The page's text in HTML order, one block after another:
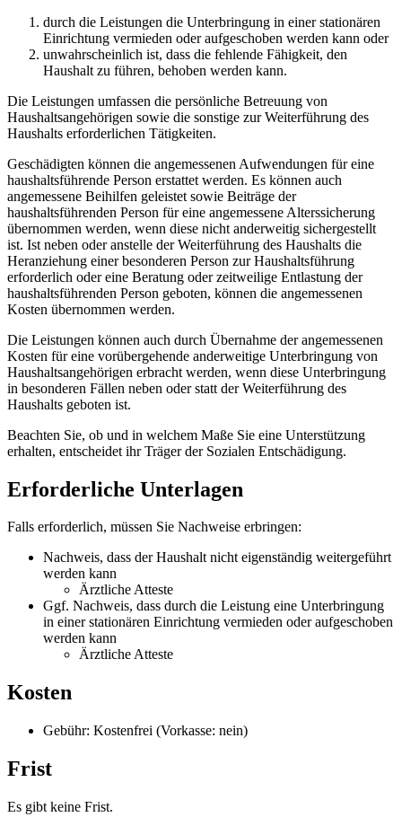
durch die Leistungen die Unterbringung in einer stationären
Einrichtung vermieden oder aufgeschoben werden kann oder
unwahrscheinlich ist, dass die fehlende Fähigkeit, den
Haushalt zu führen, behoben werden kann.
Die Leistungen umfassen die persönliche Betreuung von
Haushaltsangehörigen sowie die sonstige zur Weiterführung des
Haushalts erforderlichen Tätigkeiten.
Geschädigten können die angemessenen Aufwendungen für eine
haushaltsführende Person erstattet werden. Es können auch
angemessene Beihilfen geleistet sowie Beiträge der
haushaltsführenden Person für eine angemessene Alterssicherung
übernommen werden, wenn diese nicht anderweitig sichergestellt
ist. Ist neben oder anstelle der Weiterführung des Haushalts die
Heranziehung einer besonderen Person zur Haushaltsführung
erforderlich oder eine Beratung oder zeitweilige Entlastung der
haushaltsführenden Person geboten, können die angemessenen
Kosten übernommen werden.
Die Leistungen können auch durch Übernahme der angemessenen
Kosten für eine vorübergehende anderweitige Unterbringung von
Haushaltsangehörigen erbracht werden, wenn diese Unterbringung
in besonderen Fällen neben oder statt der Weiterführung des
Haushalts geboten ist.
Beachten Sie, ob und in welchem Maße Sie eine Unterstützung
erhalten, entscheidet ihr Träger der Sozialen Entschädigung.
Erforderliche Unterlagen
Falls erforderlich, müssen Sie Nachweise erbringen:
Nachweis, dass der Haushalt nicht eigenständig weitergeführt
werden kann
Ärztliche Atteste
Ggf. Nachweis, dass durch die Leistung eine Unterbringung
in einer stationären Einrichtung vermieden oder aufgeschoben
werden kann
Ärztliche Atteste
Kosten
Gebühr: Kostenfrei (Vorkasse: nein)
Frist
Es gibt keine Frist.